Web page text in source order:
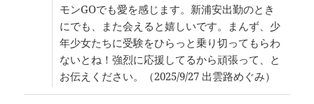
モンGOでも愛を感じます。新浦安出勤のとき
にでも、また会えると嬉しいです。まんず、少
年少女たちに受験をひらっと乗り切ってもらわ
ないとね！強烈に応援してるから頑張って、と
お伝えください。（2025/9/27 出雲路めぐみ）